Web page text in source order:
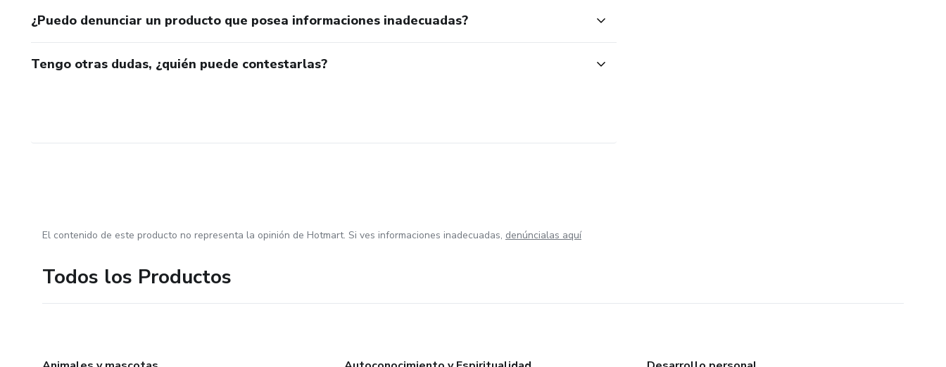
¿Puedo denunciar un producto que posea informaciones inadecuadas?
Tengo otras dudas, ¿quién puede contestarlas?
El contenido de este producto no representa la opinión de Hotmart. Si ves informaciones inadecuadas, denúncialas aquí
Todos los Productos